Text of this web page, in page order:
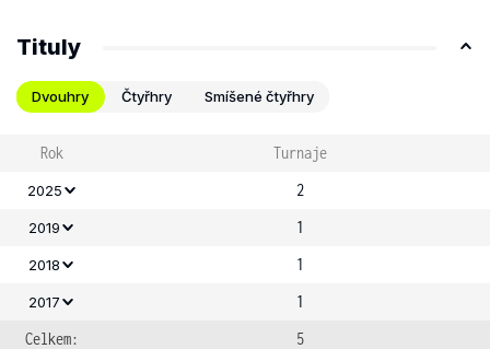
Tituly
Dvouhry Čtyřhry Smíšené čtyřhry
Rok Turnaje
2025 2
2019 1
2018 1
2017
1
Celkem:
5